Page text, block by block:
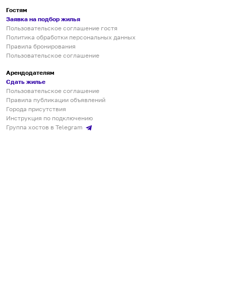
Гостям
Заявка на подбор жилья
Пользовательское соглашение гостя
Политика обработки персональных данных
Правила бронирования
Пользовательское соглашение
Арендодателям
Сдать жилье
Пользовательское соглашение
Правила публикации объявлений
Города присутствия
Инструкция по подключению
Группа хостов в Telegram